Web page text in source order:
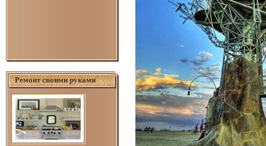
Ремонт своими руками